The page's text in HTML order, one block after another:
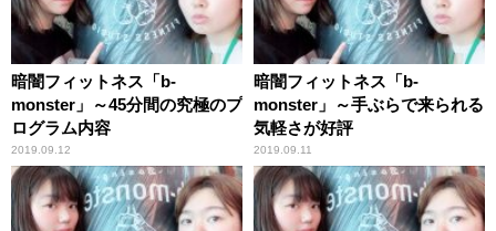
暗闇フィットネス「b-
monster」～45分間の究極のプ
ログラム内容
2019.09.12
暗闇フィットネス「b-
monster」～手ぶらで来られる
気軽さが好評
2019.09.11